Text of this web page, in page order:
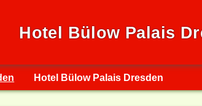
Hotel Bülow Palais
Hotel Bülow Palais Dresden